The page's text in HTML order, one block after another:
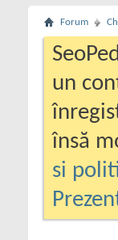
Forum
un
însă
si